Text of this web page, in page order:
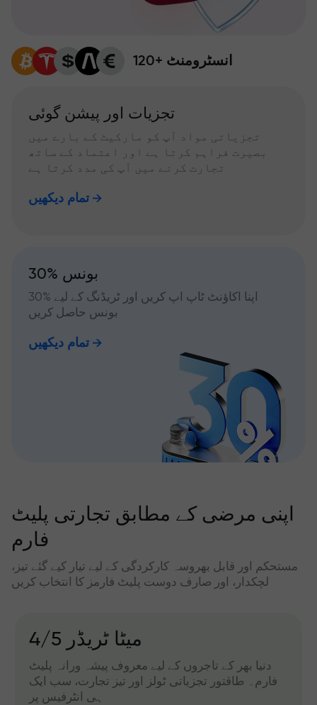
120+ انسٹرومنٹ
تجزیات اور پیشن گوئی
تجزیاتی مواد آپ کو مارکیٹ کے بارے میں
بصیرت فراہم کرتا ہے اور اعتماد کے ساتھ
تجارت کرنے میں آپ کی مدد کرتا ہے
تمام دیکھیں
30% بونس
اپنا اکاؤنٹ ٹاپ اپ کریں اور ٹریڈنگ کے لیے %30
بونس حاصل کریں
تمام دیکھیں
اپنی مرضی کے مطابق تجارتی پلیٹ
فارم
مستحکم اور قابل بھروسہ کارکردگی کے لیے تیار کیے گئے تیز،
لچکدار، اور صارف دوست پلیٹ فارمز کا انتخاب کریں
میٹا ٹریڈر 4/5
دنیا بھر کے تاجروں کے لیے معروف پیشہ ورانہ پلیٹ
فارم۔ طاقتور تجزیاتی ٹولز اور تیز تجارت، سب ایک
ہی انٹرفیس پر